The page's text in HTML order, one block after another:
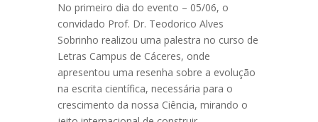
No primeiro dia do evento – 05/06, o
convidado Prof. Dr. Teodorico Alves
Sobrinho realizou uma palestra no curso de
Letras Campus de Cáceres, onde
apresentou uma resenha sobre a evolução
na escrita científica, necessária para o
crescimento da nossa Ciência, mirando o